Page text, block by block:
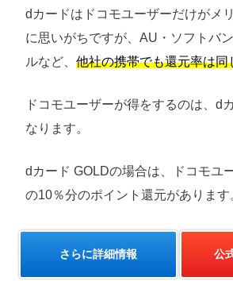
dカードはドコモユーザーだけがメ
に思いがちですが、AU・ソフトバ
ルなど、 他社の携帯でも還元率は同
ドコモユーザーが得をするのは、d
なります。
dカード GOLDの場合は、ドコモユ
の10％分のポイント還元があります
さらに詳細情報 公